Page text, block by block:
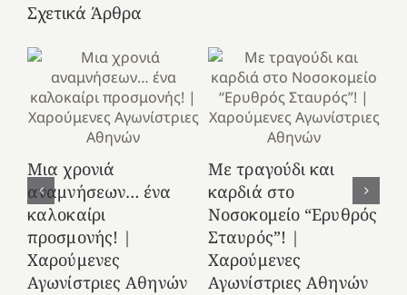
Σχετικά Άρθρα
Μια χρονιά
αναμνήσεων… ένα
καλοκαίρι
προσμονής! |
Χαρούμενες
Αγωνίστριες Αθηνών
Με τραγούδι και
καρδιά στο
Νοσοκομείο “Ερυθρός
Σταυρός”! |
Χαρούμενες
Αγωνίστριες Αθηνών